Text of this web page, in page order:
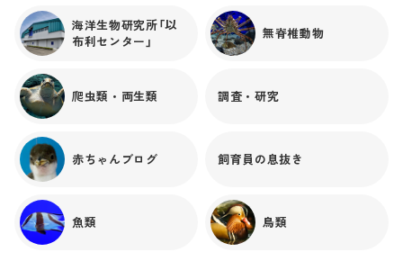
海洋生物研究所「以
布利センター」
無脊椎動物
爬虫類・両生類 調査・研究
赤ちゃんブログ 飼育員の息抜き
魚類 鳥類